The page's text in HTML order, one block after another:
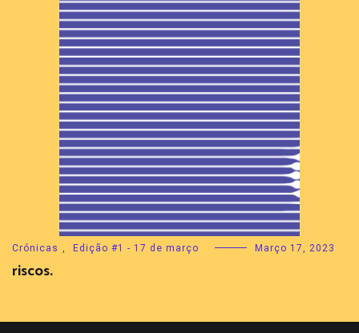
Crónicas , Edição #1 - 17 de março Março 17, 2023
riscos.